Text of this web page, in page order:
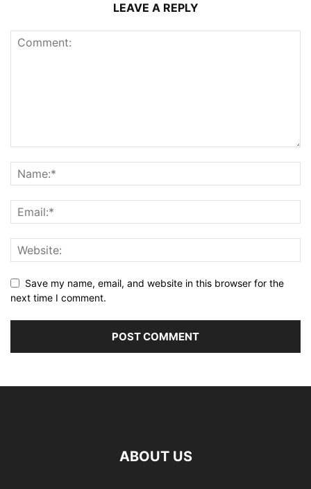
LEAVE A REPLY
Save my name, email, and website in this browser for the
next time I comment.
ABOUT US